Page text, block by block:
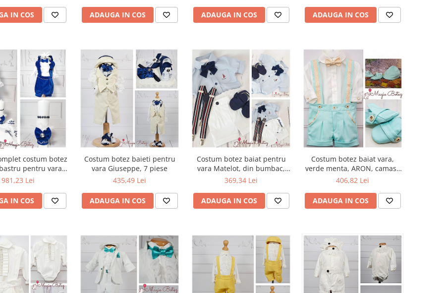
IN COS ADAUGA IN COS ADAUGA IN COS ADAUGA IN COS
costum botez
pentru vara
Blue, din catifea
981,23 Lei
IN COS
Costum botez baieti pentru
vara Giuseppe, 7 piese
435,49 Lei
ADAUGA IN COS
Costum botez baiat pentru
vara Matelot, din bumbac,
camasa tip body, 5 piese
369,34 Lei
ADAUGA IN COS
Costum botez baiat vara,
verde menta, ARON, camasa
body, 5 piese
406,82 Lei
ADAUGA IN COS